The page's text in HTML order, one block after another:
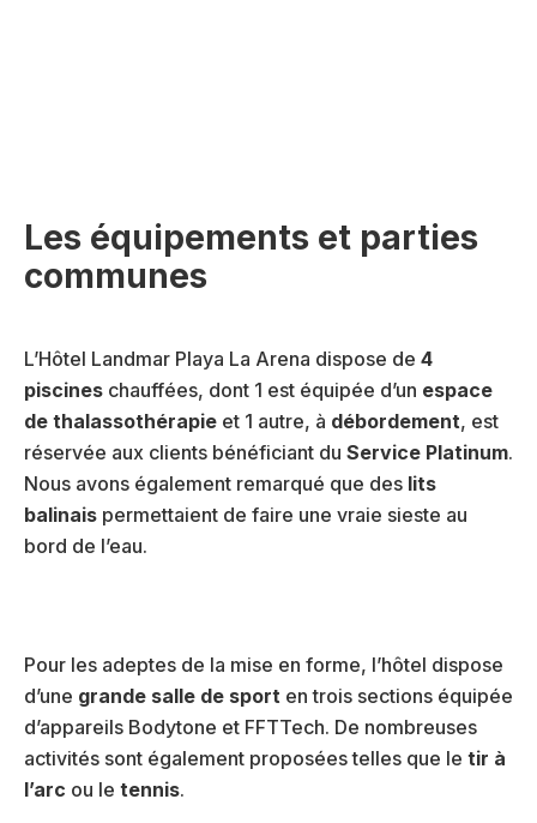
Les équipements et parties
communes
L’Hôtel Landmar Playa La Arena dispose de 4
piscines chauffées, dont 1 est équipée d’un espace
de thalassothérapie et 1 autre, à débordement, est
réservée aux clients bénéficiant du Service Platinum.
Nous avons également remarqué que des lits
balinais permettaient de faire une vraie sieste au
bord de l’eau.
Pour les adeptes de la mise en forme, l’hôtel dispose
d’une grande salle de sport en trois sections équipée
d’appareils Bodytone et FFTTech. De nombreuses
activités sont également proposées telles que le tir à
l’arc ou le tennis.